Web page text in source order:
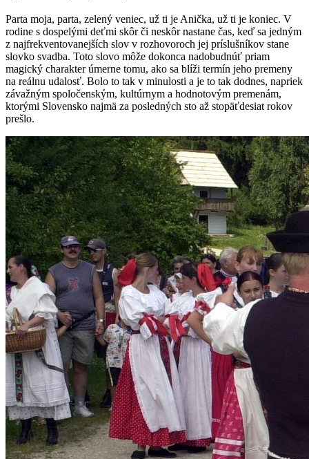
Parta moja, parta, zelený veniec, už ti je Anička, už ti je koniec. V
rodine s dospelými deťmi skôr či neskôr nastane čas, keď sa jedným
z najfrekventovanejších slov v rozhovoroch jej príslušníkov stane
slovko svadba. Toto slovo môže dokonca nadobudnúť priam
magický charakter úmerne tomu, ako sa blíži termín jeho premeny
na reálnu udalosť. Bolo to tak v minulosti a je to tak dodnes, napriek
závažným spoločenským, kultúrnym a hodnotovým premenám,
ktorými Slovensko najmä za posledných sto až stopäťdesiat rokov
prešlo.